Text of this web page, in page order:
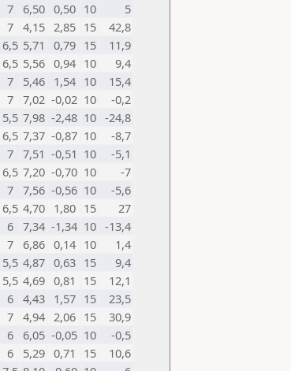
7 6,50 0,50 10
5
7 4,15 2,85 15
42,8
6,5 5,71 0,79 15
11,9
6,5 5,56 0,94 10
9,4
7 5,46 1,54 10
15,4
7 7,02 -0,02 10
-0,2
5,5 7,98 -2,48 10 -24,8
6,5 7,37 -0,87 10
-8,7
7 7,51 -0,51 10
-5,1
6,5 7,20 -0,70 10
-7
7 7,56 -0,56 10
-5,6
6,5 4,70 1,80 15
27
6 7,34 -1,34 10 -13,4
7 6,86 0,14 10
1,4
5,5 4,87 0,63 15
9,4
5,5 4,69 0,81 15
12,1
6 4,43 1,57 15
23,5
7 4,94 2,06 15
30,9
6 6,05 -0,05 10
-0,5
6 5,29 0,71 15
10,6